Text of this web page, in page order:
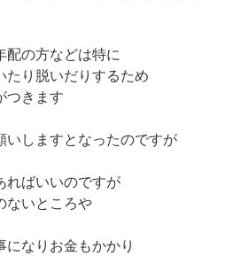
配の方などは特に
たり脱いだりするため
つきます
いしますとなったのですが
ればいいのですが
ないところや
になりお金もかかり